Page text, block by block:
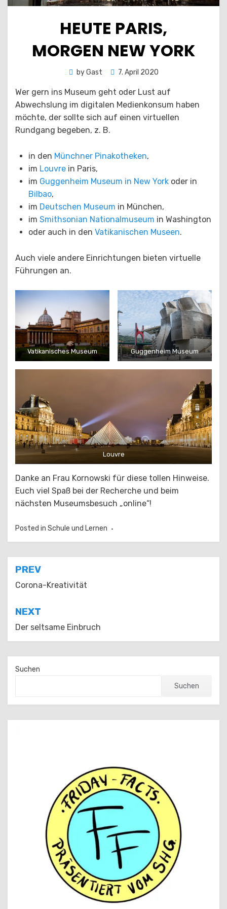
HEUTE PARIS,
MORGEN NEW YORK
byGast
Posted
7. April 2020
Wer gern ins Museum geht oder Lust auf
Abwechslung im digitalen Medienkonsum haben
möchte, der sollte sich auf einen virtuellen
Rundgang begeben, z. B.
in den Münchner Pinakotheken,
im Louvre in Paris,
im Guggenheim Museum in New York oder in
Bilbao,
im Deutschen Museum in München,
im Smithsonian Nationalmuseum in Washington
oder auch in den Vatikanischen Museen.
Auch viele andere Einrichtungen bieten virtuelle
Führungen an.
Vatikanisches Museum Guggenheim Museum
Louvre
Danke an Frau Kornowski für diese tollen Hinweise.
Euch viel Spaß bei der Recherche und beim
nächsten Museumsbesuch „online“!
Posted in Schule und Lernen
Beitragsnavigation
PREV
Corona-Kreativität
NEXT
Der seltsame Einbruch
Suchen
Suchen